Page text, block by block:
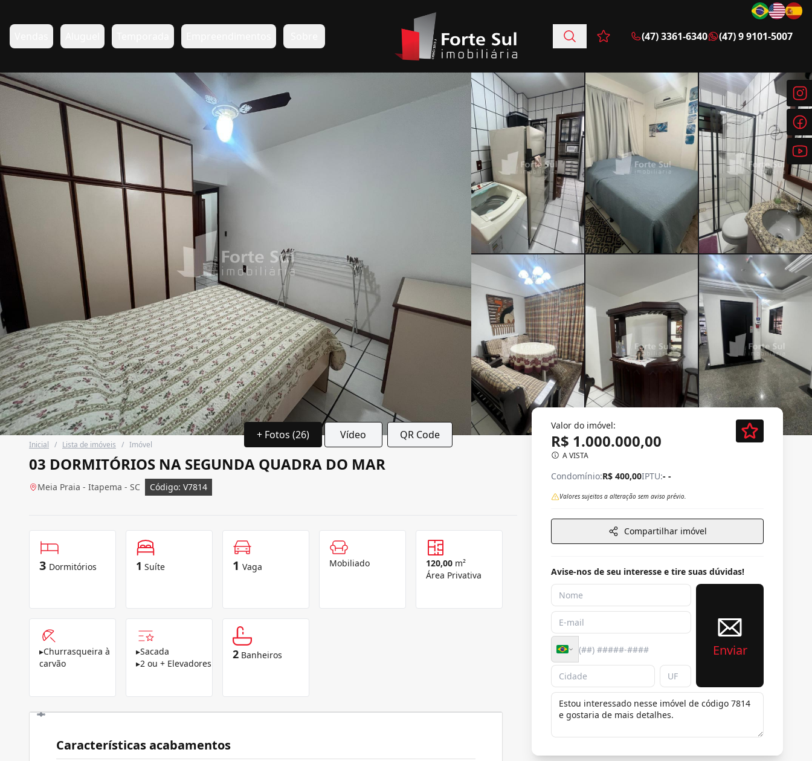
Favoritos (0 itens)
(47) 3361-6340 (47) 9 9101-5007
+ Fotos (26) Vídeo QR Code
Inicial / Lista de imóveis / Imóvel
03 DORMITÓRIOS NA SEGUNDA QUADRA DO MAR
Meia Praia - Itapema - SC Código: V7814
3 Dormitórios 1 Suíte 1 Vaga Mobiliado 120,00 m²
Área Privativa
▸Churrasqueira à
carvão
▸Sacada
▸2 ou + Elevadores
2 Banheiros
Características acabamentos
Valor do imóvel:
R$ 1.000.000,00
A VISTA
Condomínio:R$ 400,00IPTU:- -
Valores sujeitos a alteração sem aviso prévio.
Compartilhar imóvel
Avise-nos de seu interesse e tire suas dúvidas!
Enviar